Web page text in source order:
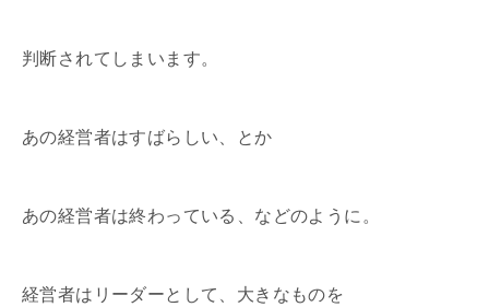
判断されてしまいます。
あの経営者はすばらしい、とか
あの経営者は終わっている、などのように。
経営者はリーダーとして、大きなものを